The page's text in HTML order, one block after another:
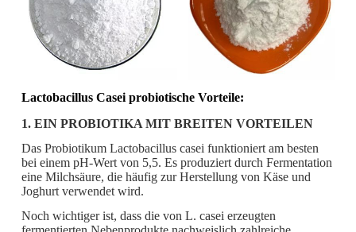
Lactobacillus Casei probiotische Vorteile:
1. EIN PROBIOTIKA MIT BREITEN VORTEILEN
Das Probiotikum Lactobacillus casei funktioniert am besten
bei einem pH-Wert von 5,5. Es produziert durch Fermentation
eine Milchsäure, die häufig zur Herstellung von Käse und
Joghurt verwendet wird.
Noch wichtiger ist, dass die von L. casei erzeugten